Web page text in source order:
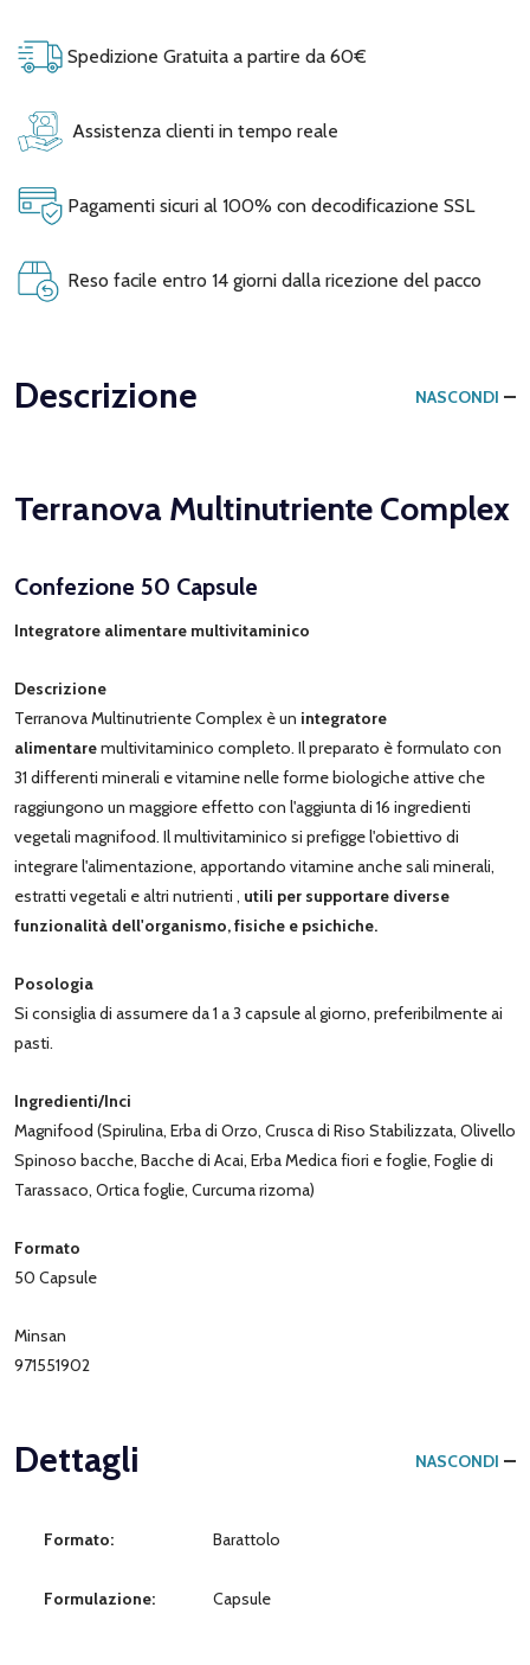
Spedizione Gratuita a partire da 60€
Assistenza clienti in tempo reale
Pagamenti sicuri al 100% con decodificazione SSL
Reso facile entro 14 giorni dalla ricezione del pacco
Descrizione NASCONDI
Terranova Multinutriente Complex
Confezione 50 Capsule
Integratore alimentare multivitaminico
Descrizione
Terranova Multinutriente Complex è un integratore
alimentaremultivitaminico completo. Il preparato è formulato con
31 differenti minerali e vitamine nelle forme biologiche attive che
raggiungono un maggiore effetto con l'aggiunta di 16 ingredienti
vegetali magnifood. Il multivitaminico si prefigge l'obiettivo di
integrare l'alimentazione, apportando vitamine anche sali minerali,
estratti vegetali e altri nutrienti , utili per supportare diverse
funzionalità dell'organismo, fisiche e psichiche.
Posologia
Si consiglia di assumere da 1 a 3 capsule al giorno, preferibilmente ai
pasti.
Ingredienti/Inci
Magnifood (Spirulina, Erba di Orzo, Crusca di Riso Stabilizzata, Olivello
Spinoso bacche, Bacche di Acai, Erba Medica fiori e foglie, Foglie di
Tarassaco, Ortica foglie, Curcuma rizoma)
Formato
50 Capsule
Minsan
971551902
Dettagli NASCONDI
Formato: Barattolo
Formulazione: Capsule